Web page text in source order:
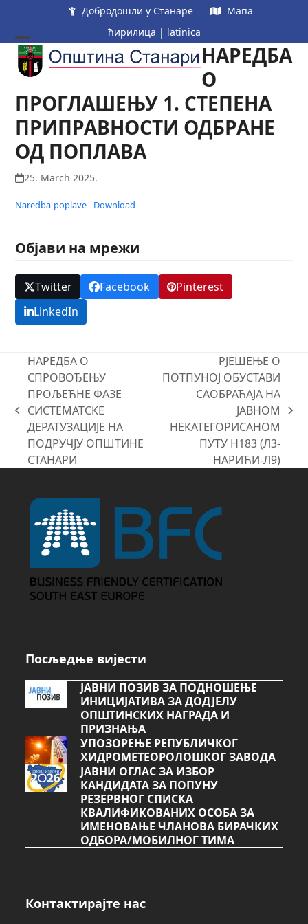
content
Добродошли у Станаре
Мапа
ћирилица | latinica
Open
mobile
menu
Close
mobile
menu
НАРЕДБА
О
ПРОГЛАШЕЊУ 1. СТЕПЕНА
ПРИПРАВНОСТИ ОДБРАНЕ
ОД ПОПЛАВА
25. March 2025.
Naredba-poplave Download
Објави на мрежи
Twitter Facebook
Pinterest
LinkedIn
previous
post:
НАРЕДБА О
СПРОВОЂЕЊУ
ПРОЉЕЋНЕ ФАЗЕ
СИСТЕМАТСКЕ
ДЕРАТУЗАЦИЈЕ НА
ПОДРУЧЈУ ОПШТИНЕ
СТАНАРИ
post:
РЈЕШЕЊЕ О
ПОТПУНОЈ ОБУСТАВИ
САОБРАЋАЈА НА
ЈАВНОМ
НЕКАТЕГОРИСАНОМ
ПУТУ Н183 (Л3-
НАРИЋИ-Л9)
Посљедње вијести
ЈАВНИ ПОЗИВ ЗА ПОДНОШЕЊЕ
ИНИЦИЈАТИВА ЗА ДОДЈЕЛУ
ОПШТИНСКИХ НАГРАДА И
ПРИЗНАЊА
УПОЗОРЕЊЕ РЕПУБЛИЧКОГ
ХИДРОМЕТЕОРОЛОШКОГ ЗАВОДА
ЈАВНИ ОГЛАС ЗА ИЗБОР
КАНДИДАТА ЗА ПОПУНУ
РЕЗЕРВНОГ СПИСКА
КВАЛИФИКОВАНИХ ОСОБА ЗА
ИМЕНОВАЊЕ ЧЛАНОВА БИРАЧКИХ
ОДБОРА/МОБИЛНОГ ТИМА
Контактирајте нас